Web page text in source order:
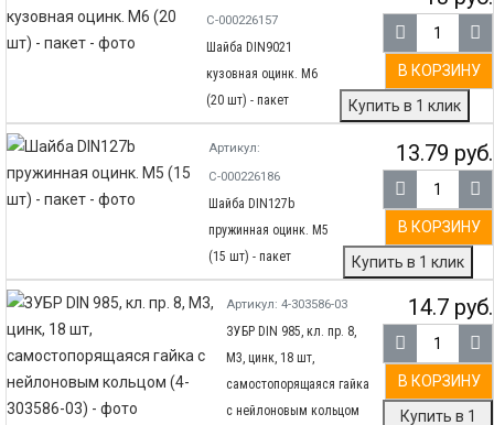
С-000226157
Шайба DIN9021
кузовная оцинк. M6
(20 шт) - пакет
В КОРЗИНУ
Купить в 1 клик
Артикул:
С-000226186
Шайба DIN127b
пружинная оцинк. М5
(15 шт) - пакет
13.79 руб.
В КОРЗИНУ
Купить в 1 клик
Артикул: 4-303586-03
ЗУБР DIN 985, кл. пр. 8,
M3, цинк, 18 шт,
самостопорящаяся гайка
с нейлоновым кольцом
14.7 руб.
В КОРЗИНУ
Купить в 1